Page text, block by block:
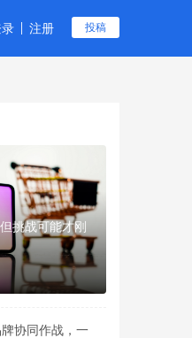
注册 投稿
挑战可能才刚
协同作战，一